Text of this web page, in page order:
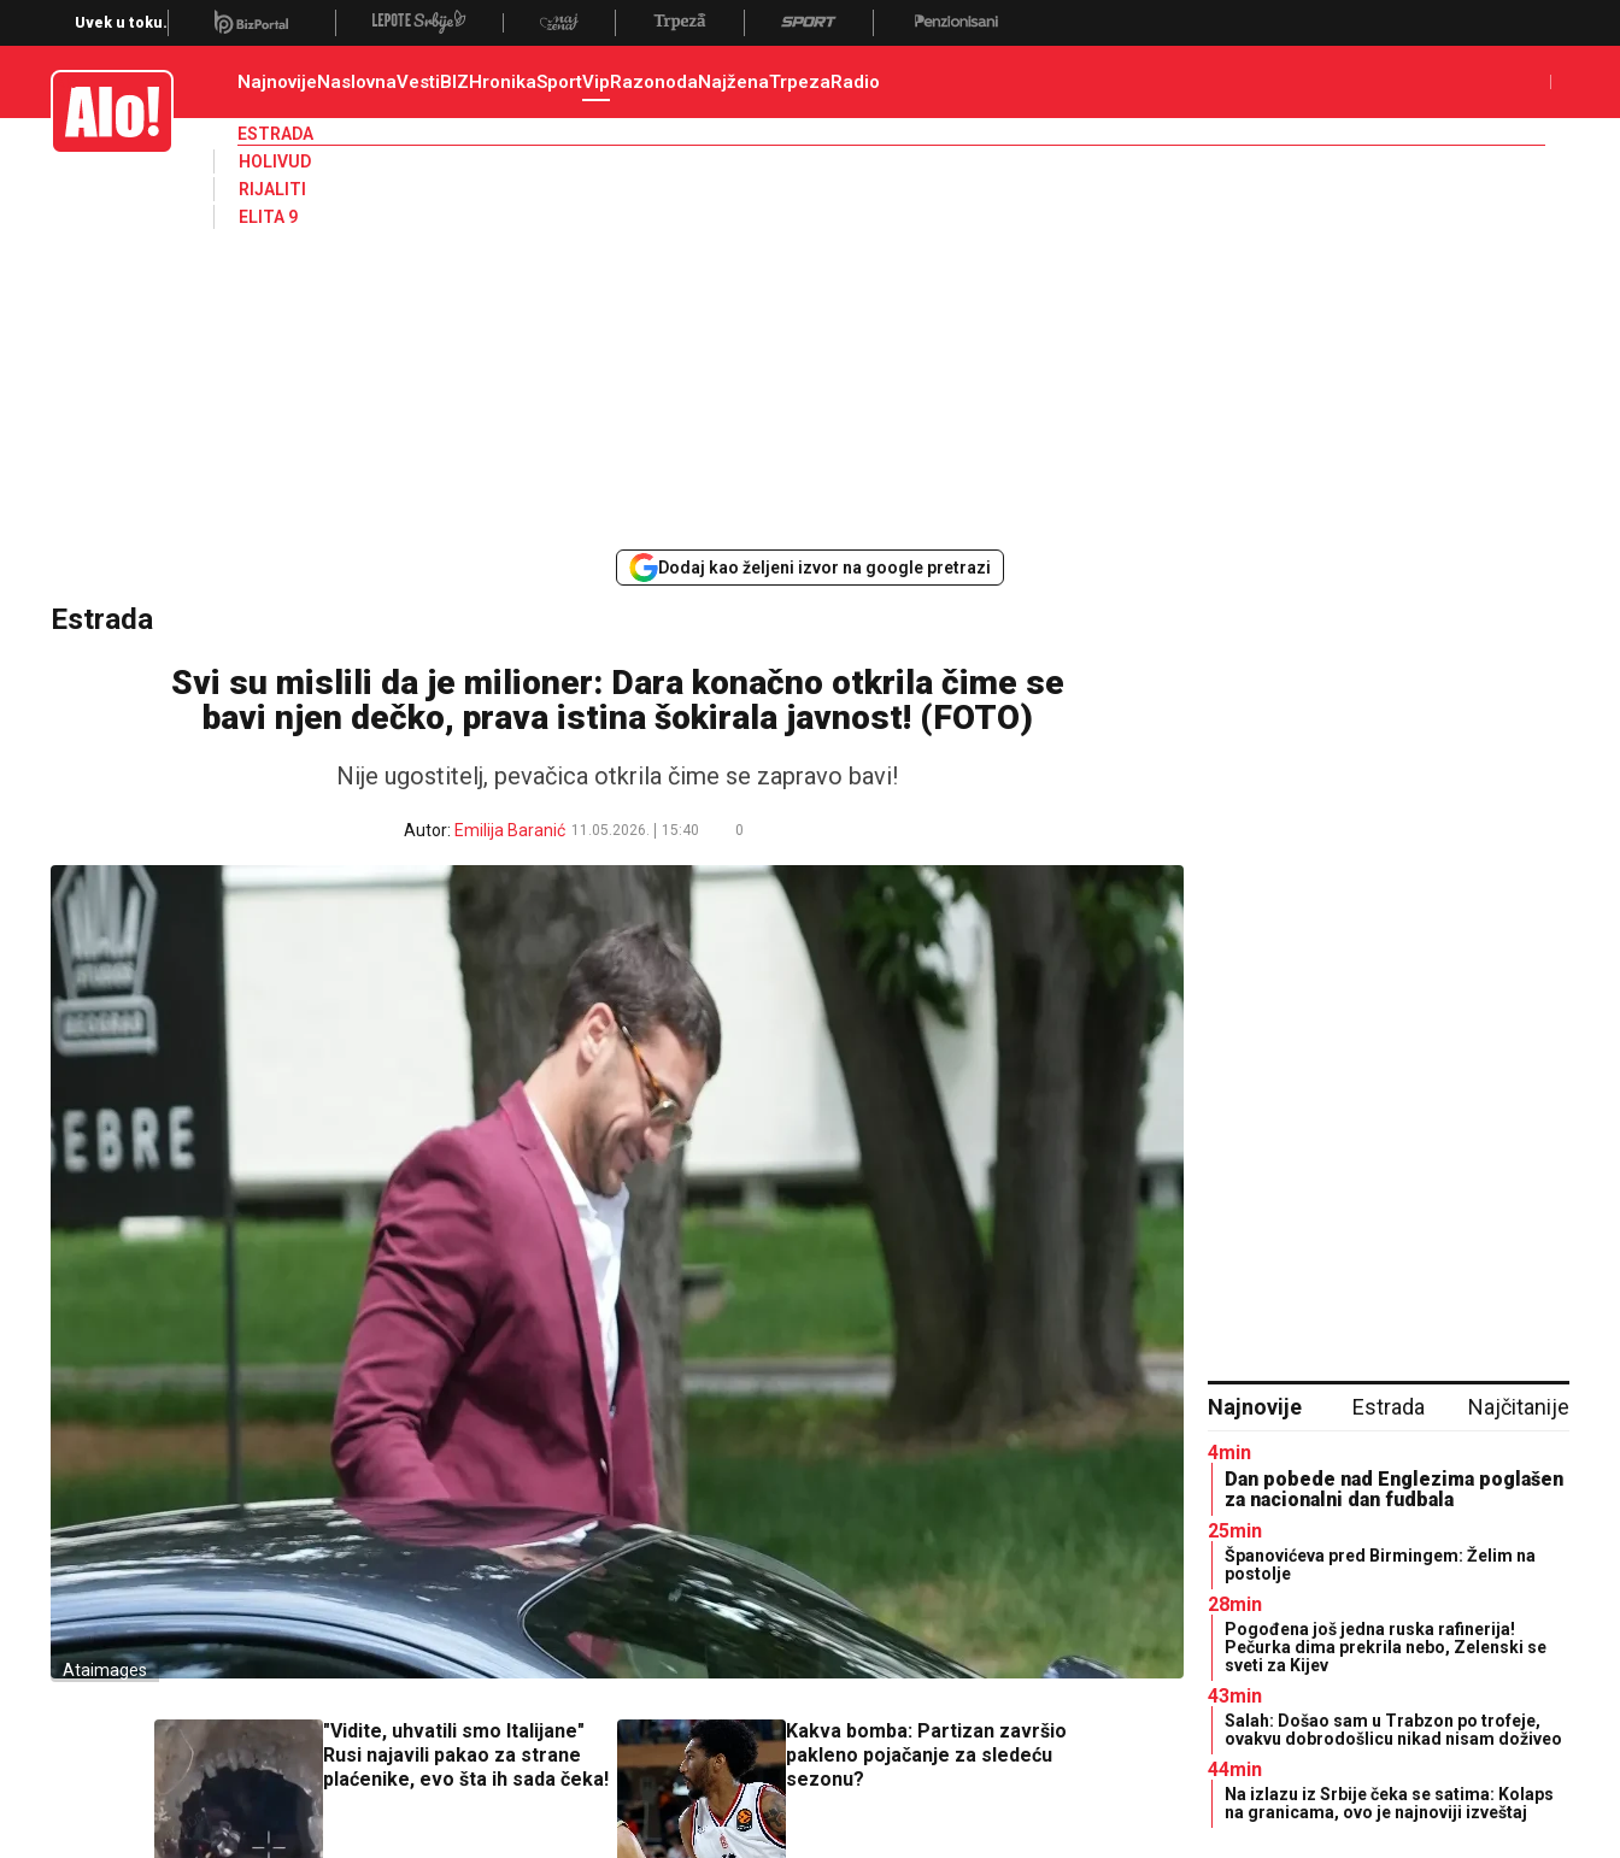
Uvek u toku.
Alo NajnovijeNaslovnaVestiBIZHronikaSportVipRazonodaNajženaTrpezaRadio
ESTRADA
HOLIVUD
RIJALITI
ELITA 9
Dodaj kao željeni izvor na google pretrazi
Estrada
Svi su mislili da je milioner: Dara konačno otkrila čime se
bavi njen dečko, prava istina šokirala javnost! (FOTO)
Nije ugostitelj, pevačica otkrila čime se zapravo bavi!
Autor: Emilija Baranić 11.05.2026. 15:40 0
Ataimages
"Vidite, uhvatili smo Italijane"
Rusi najavili pakao za strane
plaćenike, evo šta ih sada čeka!
Kakva bomba: Partizan završio
pakleno pojačanje za sledeću
sezonu?
Najnovije Estrada Najčitanije
4min
Dan pobede nad Englezima poglašen
za nacionalni dan fudbala
25min
Španovićeva pred Birmingem: Želim na
postolje
28min
Pogođena još jedna ruska rafinerija!
Pečurka dima prekrila nebo, Zelenski se
sveti za Kijev
43min
Salah: Došao sam u Trabzon po trofeje,
ovakvu dobrodošlicu nikad nisam doživeo
44min
Na izlazu iz Srbije čeka se satima: Kolaps
na granicama, ovo je najnoviji izveštaj